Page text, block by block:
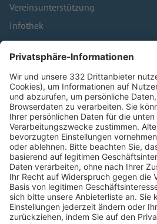
Vereinsunterstützung
Infothek
Kontakt
HÄUFIG BESUCHTE SEITEN
Pässe und Vereinswechsel
Trainerausbildung
Schulungsangebot Vereinsmitarbeiter
BFV-Geschäftsstellen
Trainerbörse
Login SpielPlus